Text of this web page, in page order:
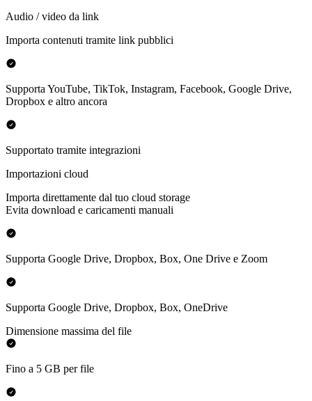
Audio / video da link
Importa contenuti tramite link pubblici
Supporta YouTube, TikTok, Instagram, Facebook, Google Drive,
Dropbox e altro ancora
Supportato tramite integrazioni
Importazioni cloud
Importa direttamente dal tuo cloud storage
Evita download e caricamenti manuali
Supporta Google Drive, Dropbox, Box, One Drive e Zoom
Supporta Google Drive, Dropbox, Box, OneDrive
Dimensione massima del file
Fino a 5 GB per file